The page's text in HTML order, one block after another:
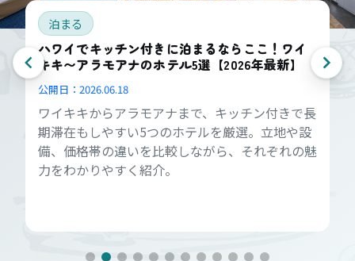
泊まる
ハワイでキッチン付きに泊まるならここ！ワイ
キキ〜アラモアナのホテル5選【2026年最新】
公開日： 2026.06.18
ワイキキからアラモアナまで、キッチン付きで長
期滞在もしやすい5つのホテルを厳選。立地や設
備、価格帯の違いを比較しながら、それぞれの魅
力をわかりやすく紹介。